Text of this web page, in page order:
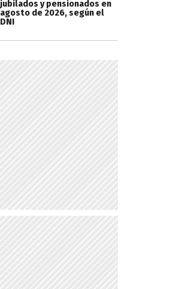
jubilados y pensionados en
agosto de 2026, según el
DNI